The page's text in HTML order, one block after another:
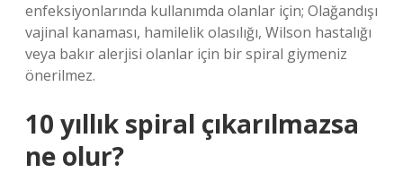
enfeksiyonlarında kullanımda olanlar için; Olağandışı
vajinal kanaması, hamilelik olasılığı, Wilson hastalığı
veya bakır alerjisi olanlar için bir spiral giymeniz
önerilmez.
10 yıllık spiral çıkarılmazsa
ne olur?